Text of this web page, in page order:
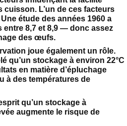
cuisson. L’un de ces facteurs
étude des années 1960 a
entre 8,7 et 8,9 — donc assez
des œufs.
joue également un rôle.
qu’un stockage à environ 22°C
en matière d’épluchage
à des températures de
qu’un stockage à
augmente le risque de